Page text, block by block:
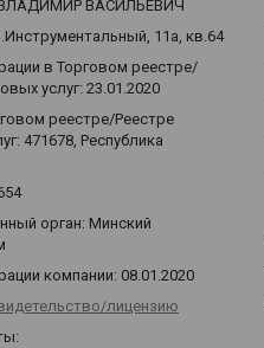
ВАСИЛЬЕВИЧ
11а, кв.64
в Торговом реестре/
услуг: 23.01.2020
реестре/Реестре
471678, Республика
орган: Минский
компании: 08.01.2020
лицензию